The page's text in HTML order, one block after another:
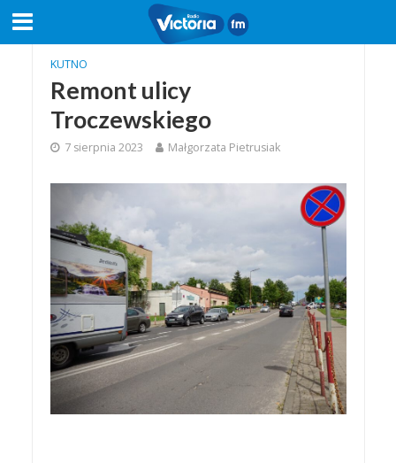
KUTNO
Remont ulicy
Troczewskiego
7 sierpnia 2023 Małgorzata Pietrusiak